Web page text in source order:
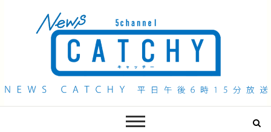
QAB NEWS Headline